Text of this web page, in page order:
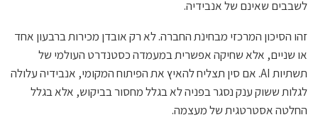
לשבבים שאינם של אנבידיה.
זהו הסיכון המרכזי מבחינת החברה. לא רק אובדן מכירות ברבעון אחד
או שניים, אלא שחיקה אפשרית במעמדה כסטנדרט העולמי של
תשתיות AI. אם סין תצליח להאיץ את הפיתוח המקומי, אנבידיה עלולה
לגלות ששוק ענק נסגר בפניה לא בגלל מחסור בביקוש, אלא בגלל
החלטה אסטרטגית של מעצמה.